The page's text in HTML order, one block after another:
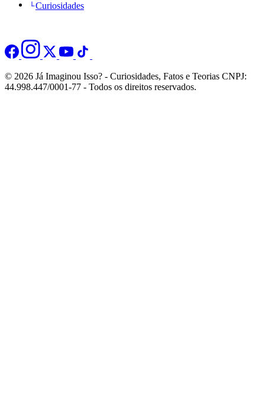
Curiosidades
© 2026 Já Imaginou Isso? - Curiosidades, Fatos e Teorias CNPJ:
44.998.447/0001-77 - Todos os direitos reservados.